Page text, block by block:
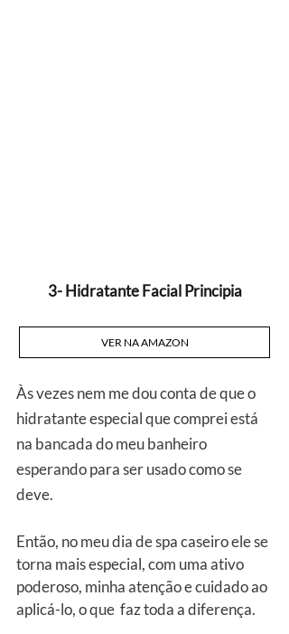
3- Hidratante Facial Principia
VER NA AMAZON
Às vezes nem me dou conta de que o
hidratante especial que comprei está
na bancada do meu banheiro
esperando para ser usado como se
deve.
Então, no meu dia de spa caseiro ele se
torna mais especial, com uma ativo
poderoso, minha atenção e cuidado ao
aplicá-lo, o que  faz toda a diferença.